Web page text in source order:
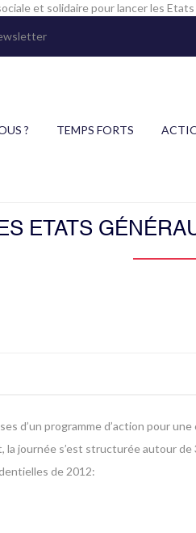
et solidaire pour lancer les Etats
? TEMPS FORTS
ETATS
d’un programme d’action pour
la journée s’est structurée autour
de 2012: